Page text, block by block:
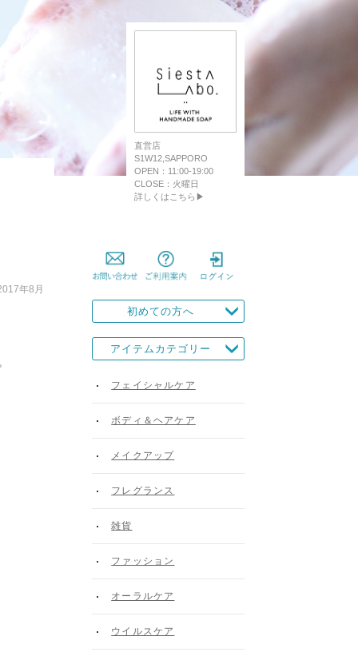
直営店
S1W12,SAPPORO
OPEN：11:00-19:00
CLOSE：火曜日
詳しくはこちら▶
年8月
初めての方へ
アイテムカテゴリー
フェイシャルケア
ボディ＆ヘアケア
メイクアップ
フレグランス
雑貨
ファッション
オーラルケア
ウイルスケア